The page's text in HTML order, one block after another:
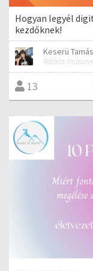
Hogyan legyél
kezdőknek!
Keserü Tamás
Rádiós
13